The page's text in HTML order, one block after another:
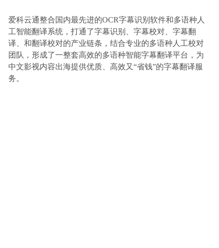
爱科云通整合国内最先进的OCR字幕识别软件和多语种人
工智能翻译系统，打通了字幕识别、字幕校对、字幕翻
译、和翻译校对的产业链条，结合专业的多语种人工校对
团队，形成了一整套高效的多语种智能字幕翻译平台，为
中文影视内容出海提供优质、高效又“省钱”的字幕翻译服
务。